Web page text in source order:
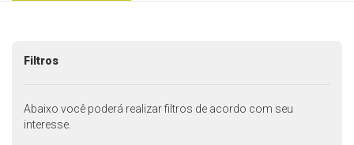
Filtros
Abaixo você poderá realizar filtros de acordo com seu
interesse.